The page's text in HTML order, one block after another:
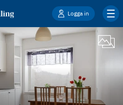
Logga in